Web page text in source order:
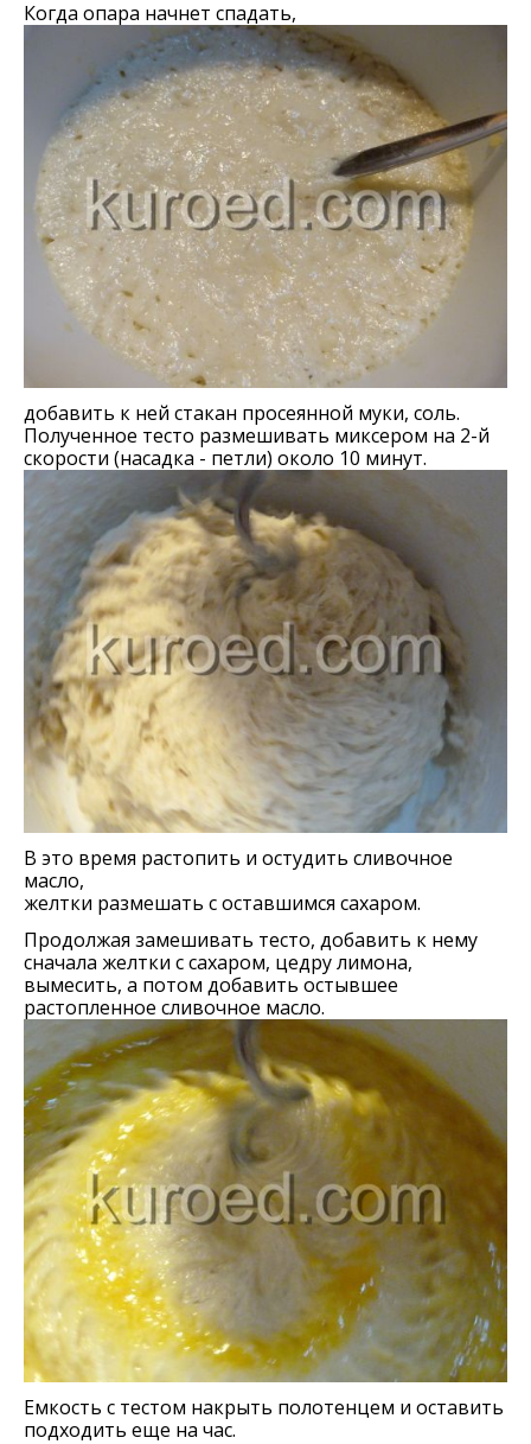
Когда опара начнет спадать,
добавить к ней стакан просеянной муки, соль.
Полученное тесто размешивать миксером на 2-й
скорости (насадка - петли) около 10 минут.
В это время растопить и остудить сливочное
масло,
желтки размешать с оставшимся сахаром.
Продолжая замешивать тесто, добавить к нему
сначала желтки с сахаром, цедру лимона,
вымесить, а потом добавить остывшее
растопленное сливочное масло.
Емкость с тестом накрыть полотенцем и оставить
подходить еще на час.